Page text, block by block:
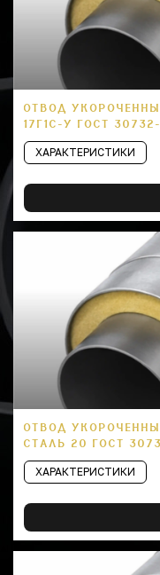
ОТВОД
17Г1С-У ГОСТ
ХАРАКТЕРИСТИКИ
ОТВОД
СТАЛЬ 20 ГОСТ
ХАРАКТЕРИСТИКИ